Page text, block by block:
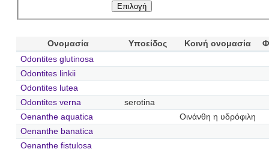
Ονομασία Υποείδος Κοινή ονομασία
Odontites glutinosa
Odontites linkii
Odontites lutea
Odontites verna
serotina
Oenanthe aquatica
Οινάνθη η υδρόφιλη
Oenanthe banatica
Oenanthe fistulosa